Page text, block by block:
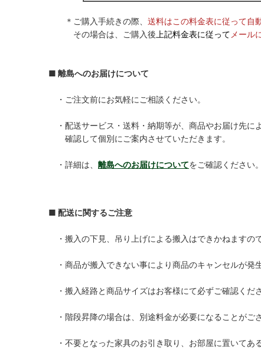
＊ご購入手続きの際、 送料はこの料金表に従って自
その場合は、ご購入後 上記料金表に従って メール
■ 離島へのお届けについて
・ご注文前にお気軽にご相談ください。
・配送サービス・送料・納期等が、商品やお届け先に
確認して個別にご案内させていただきます。
・詳細は、 離島へのお届けについてをご確認ください。
■ 配送に関するご注意
・搬入の下見、吊り上げによる搬入はできかねますの
・商品が搬入できない事により商品のキャンセルが発
・搬入経路と商品サイズはお客様にて必ずご確認くだ
・階段昇降の場合は、別途料金が必要になることがござ
・不要となった家具のお引き取り、お部屋に置いてあ